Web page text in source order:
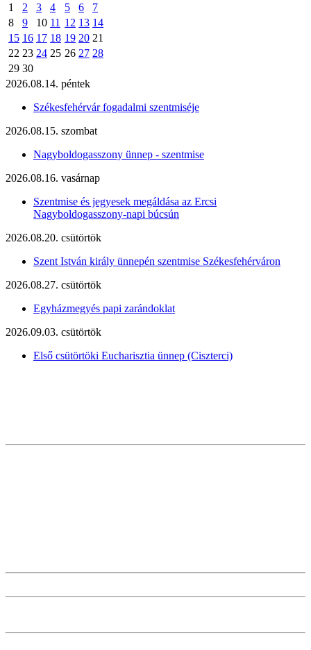
1
2 3 4 5 6
7
8
9 10 11 12 13 14
15 16 17 18 19 20 21
22 23 24 25 26 27 28
29 30
2026.08.14. péntek
Székesfehérvár fogadalmi szentmiséje
2026.08.15. szombat
Nagyboldogasszony ünnep - szentmise
2026.08.16. vasárnap
Szentmise és jegyesek megáldása az Ercsi
Nagyboldogasszony-napi búcsún
2026.08.20. csütörtök
Szent István király ünnepén szentmise Székesfehérváron
2026.08.27. csütörtök
Egyházmegyés papi zarándoklat
2026.09.03. csütörtök
Első csütörtöki Eucharisztia ünnep (Ciszterci)